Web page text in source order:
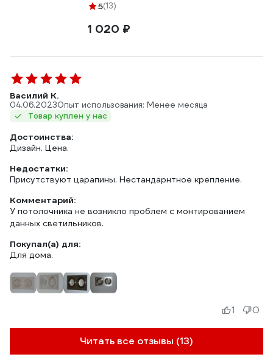
5(13)
1 020 ₽
Василий К.
04.06.2023Опыт использования: Менее месяца
Товар куплен у нас
Достоинства:
Дизайн. Цена.
Недостатки:
Присутствуют царапины. Нестандарнтное крепление.
Комментарий:
У потолочника не возникло проблем с монтированием
данных светильников.
Покупал(а) для:
Для дома.
Читать все отзывы (13)
1 0